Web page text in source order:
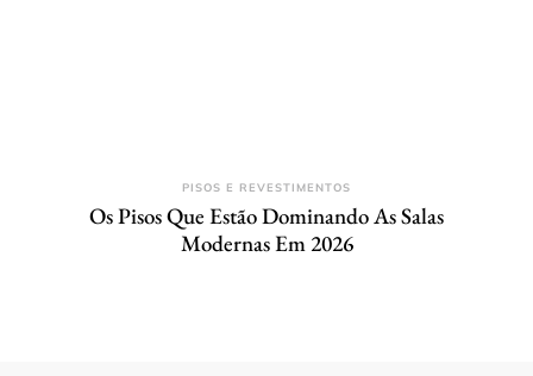
PISOS E REVESTIMENTOS
Os Pisos Que Estão Dominando As Salas
Modernas Em 2026